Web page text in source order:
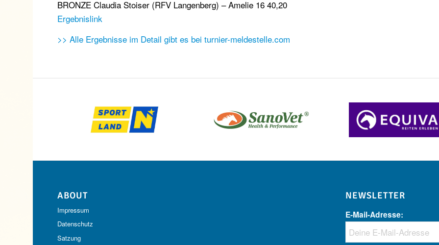
BRONZE Claudia Stoiser (RFV Langenberg) – Amelie 16 40,20
Ergebnislink
>> Alle Ergebnisse im Detail gibt es bei turnier-meldestelle.com
ABOUT
Impressum
Datenschutz
Satzung
NEWSLETTER
E-Mail-Adresse: